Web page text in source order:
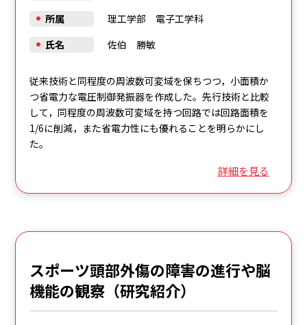
所属
理工学部 電子工学科
氏名
佐伯 勝敏
従来技術と同程度の周波数可変域を保ちつつ，小面積か
つ省電力な電圧制御発振器を作成した。先行技術と比較
して，同程度の周波数可変域を持つ回路では回路面積を
1/6に削減，また省電力性にも優れることを明らかにし
た。
詳細を見る
スポーツ頭部外傷の障害の進行や脳
機能の観察（研究紹介）